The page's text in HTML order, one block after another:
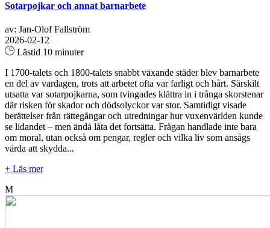
Sotarpojkar och annat barnarbete
av: Jan-Olof Fallström
2026-02-12
Lästid 10 minuter
I 1700-talets och 1800-talets snabbt växande städer blev barnarbete
en del av vardagen, trots att arbetet ofta var farligt och hårt. Särskilt
utsatta var sotarpojkarna, som tvingades klättra in i trånga skorstenar
där risken för skador och dödsolyckor var stor. Samtidigt visade
berättelser från rättegångar och utredningar hur vuxenvärlden kunde
se lidandet – men ändå låta det fortsätta. Frågan handlade inte bara
om moral, utan också om pengar, regler och vilka liv som ansågs
värda att skydda...
+ Läs mer
M